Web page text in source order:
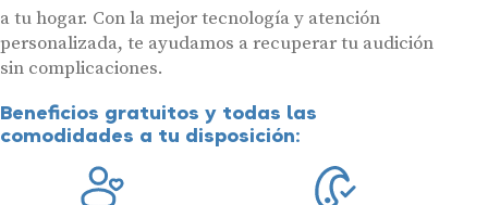
a tu hogar. Con la mejor tecnología y atención
personalizada, te ayudamos a recuperar tu audición
sin complicaciones.
Beneficios gratuitos y todas las
comodidades a tu disposición: